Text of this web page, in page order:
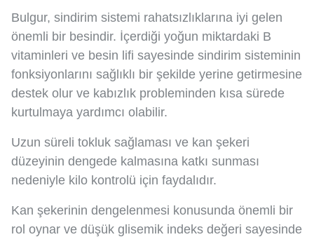
Bulgur, sindirim sistemi rahatsızlıklarına iyi gelen
önemli bir besindir. İçerdiği yoğun miktardaki B
vitaminleri ve besin lifi sayesinde sindirim sisteminin
fonksiyonlarını sağlıklı bir şekilde yerine getirmesine
destek olur ve kabızlık probleminden kısa sürede
kurtulmaya yardımcı olabilir.
Uzun süreli tokluk sağlaması ve kan şekeri
düzeyinin dengede kalmasına katkı sunması
nedeniyle kilo kontrolü için faydalıdır.
Kan şekerinin dengelenmesi konusunda önemli bir
rol oynar ve düşük glisemik indeks değeri sayesinde